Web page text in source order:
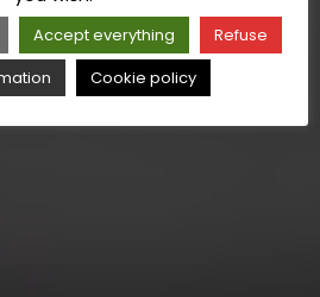
Accept everything
Refuse
Cookie policy